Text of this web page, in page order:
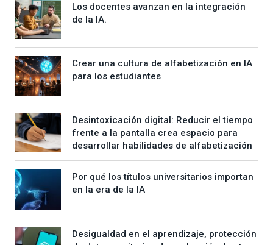
Los docentes avanzan en la integración
de la IA.
Crear una cultura de alfabetización en IA
para los estudiantes
Desintoxicación digital: Reducir el tiempo
frente a la pantalla crea espacio para
desarrollar habilidades de alfabetización
Por qué los títulos universitarios importan
en la era de la IA
Desigualdad en el aprendizaje, protección